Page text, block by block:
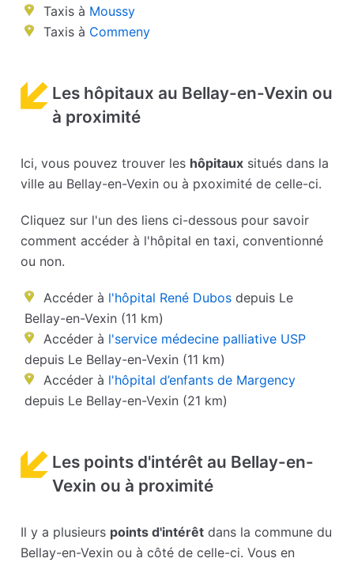
Taxis à Moussy
Taxis à Commeny
Les hôpitaux au Bellay-en-Vexin ou
à proximité
Ici, vous pouvez trouver les hôpitaux situés dans la
ville au Bellay-en-Vexin ou à pxoximité de celle-ci.
Cliquez sur l'un des liens ci-dessous pour savoir
comment accéder à l'hôpital en taxi, conventionné
ou non.
Accéder à l'hôpital René Dubos depuis Le
Bellay-en-Vexin (11 km)
Accéder à l'service médecine palliative USP
depuis Le Bellay-en-Vexin (11 km)
Accéder à l'hôpital d’enfants de Margency
depuis Le Bellay-en-Vexin (21 km)
Les points d'intérêt au Bellay-en-
Vexin ou à proximité
Il y a plusieurs points d'intérêt dans la commune du
Bellay-en-Vexin ou à côté de celle-ci. Vous en